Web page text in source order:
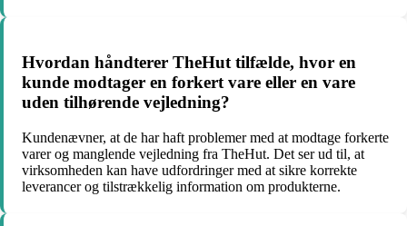
Hvordan håndterer TheHut tilfælde, hvor en
kunde modtager en forkert vare eller en vare
uden tilhørende vejledning?
Kundenævner, at de har haft problemer med at modtage forkerte
varer og manglende vejledning fra TheHut. Det ser ud til, at
virksomheden kan have udfordringer med at sikre korrekte
leverancer og tilstrækkelig information om produkterne.